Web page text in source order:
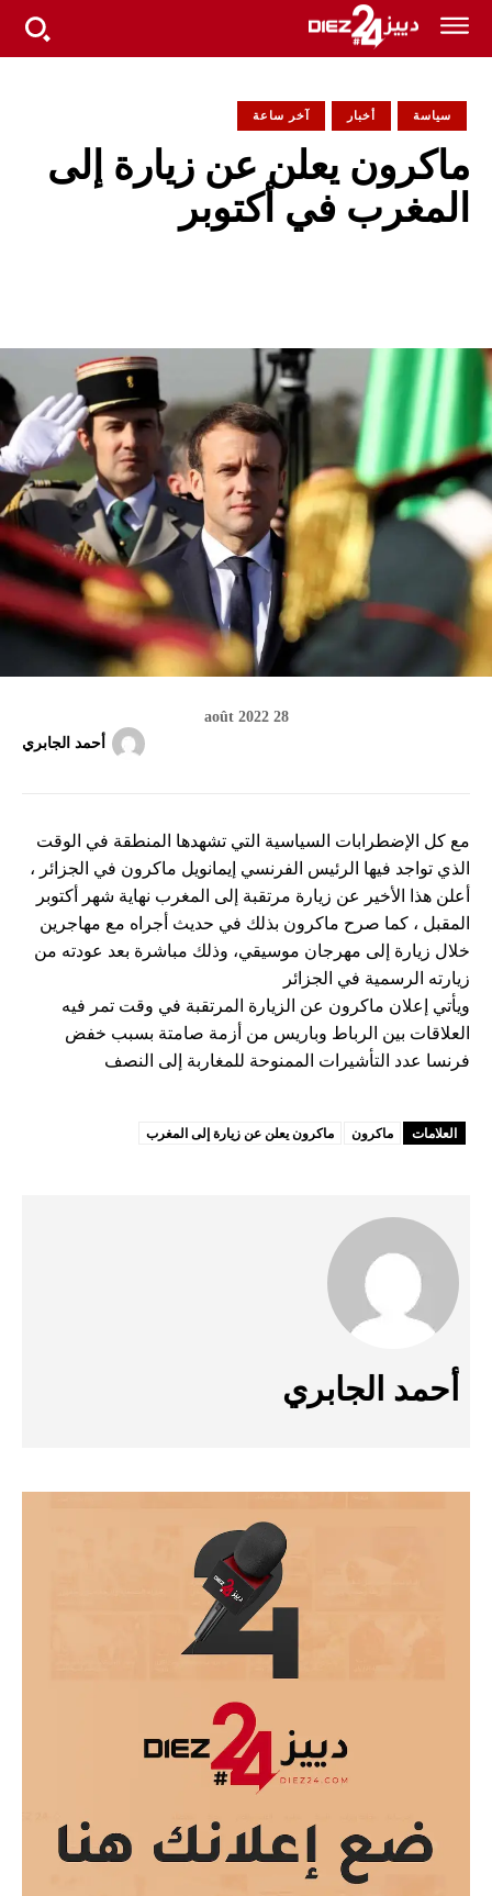
آخر ساعة أخبار سياسة
ماكرون يعلن عن زيارة إلى
المغرب في أكتوبر
28 août 2022
أحمد الجابري
مع كل الإضطرابات السياسية التي تشهدها المنطقة في الوقت
الذي تواجد فيها الرئيس الفرنسي إيمانويل ماكرون في الجزائر ،
أعلن هذا الأخير عن زيارة مرتقبة إلى المغرب نهاية شهر أكتوبر
المقبل ، كما صرح ماكرون بذلك في حديث أجراه مع مهاجرين
خلال زيارة إلى مهرجان موسيقي، وذلك مباشرة بعد عودته من
زيارته الرسمية في الجزائر
ويأتي إعلان ماكرون عن الزيارة المرتقبة في وقت تمر فيه
العلاقات بين الرباط وباريس من أزمة صامتة بسبب خفض
فرنسا عدد التأشيرات الممنوحة للمغاربة إلى النصف
العلامات ماكرون ماكرون يعلن عن زيارة إلى المغرب
أحمد الجابري